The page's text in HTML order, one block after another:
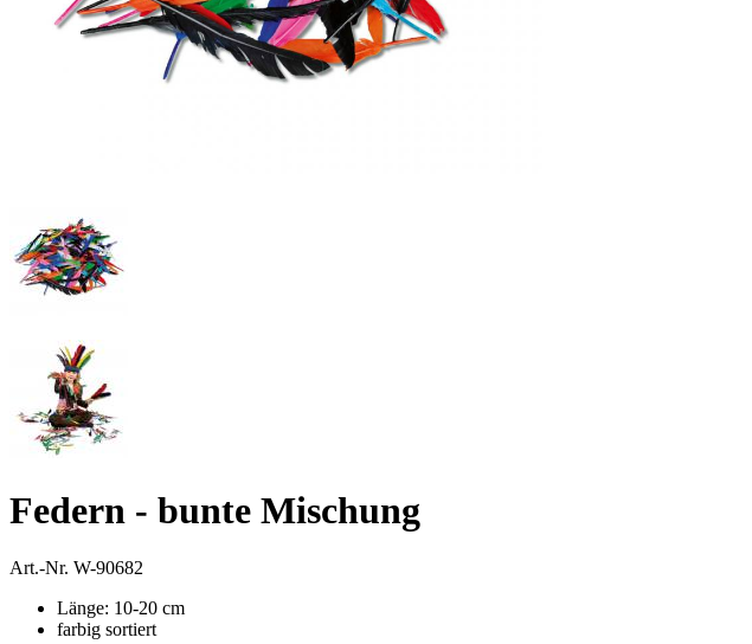
Federn - bunte Mischung
Art.-Nr. W-90682
Länge: 10-20 cm
farbig sortiert